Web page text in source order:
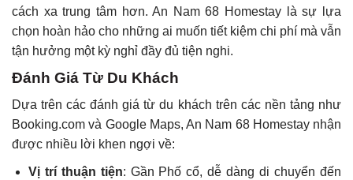
cách xa trung tâm hơn. An Nam 68 Homestay là sự lựa
chọn hoàn hảo cho những ai muốn tiết kiệm chi phí mà vẫn
tận hưởng một kỳ nghỉ đầy đủ tiện nghi.
Đánh Giá Từ Du Khách
Dựa trên các đánh giá từ du khách trên các nền tảng như
Booking.com và Google Maps, An Nam 68 Homestay nhận
được nhiều lời khen ngợi về:
Vị trí thuận tiện: Gần Phố cổ, dễ dàng di chuyển đến